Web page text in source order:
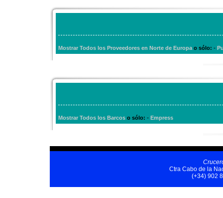
Mostrar Todos los Proveedores en Norte de Europa o sólo: -
Mostrar Todos los Barcos o sólo: - Empress
Ctra Cabo de la
(+34) 902